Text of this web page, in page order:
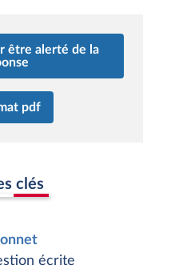
être alerté de la
pdf
clés
écrite